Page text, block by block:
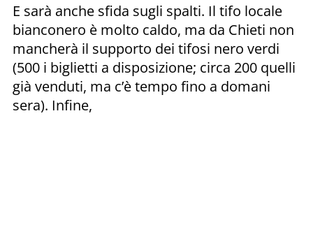
E sarà anche sfida sugli spalti. Il tifo locale
bianconero è molto caldo, ma da Chieti non
mancherà il supporto dei tifosi nero verdi
(500 i biglietti a disposizione; circa 200 quelli
già venduti, ma c’è tempo fino a domani
sera). Infine,